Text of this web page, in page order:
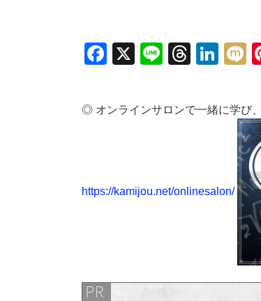
Facebook
X Line
◎ オンラインサロンで一緒に学び
https://kamijou.net/onlinesalon/